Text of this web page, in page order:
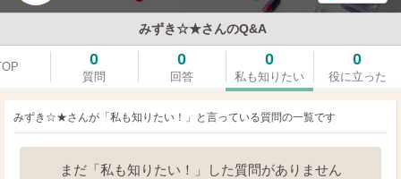
みずき☆★さんのQ&A
0
質問
0
回答
0
私も知りたい
0
役に立った
みずき☆★さんが「私も知りたい！」と言っている質問の一覧です
まだ「私も知りたい！」した質問がありません